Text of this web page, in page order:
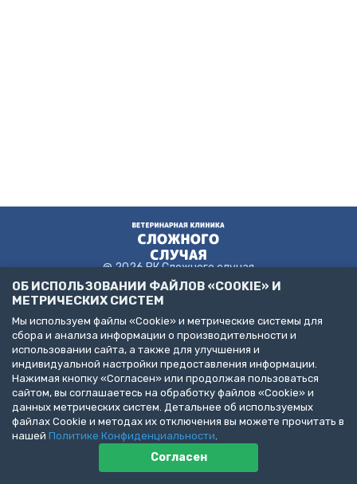
@ 2026 ВК Сложного случая
ДЕЛАЙТЕ БИЗНЕС С НАМИ!
Представлена информация об услугах следующих клиник:
Санкт-Петербург, пр. Народного Ополчения, д. 19, к. 1. (ООО
"НЕОТЛОЖНАЯ ВЕТЕРИНАРИЯ")
Санкт-Петербург, ул. Бухарестская, д. 122, к. 2 (ООО "КВМК")
Пушкин, Павловское шоссе, д. 101. (ООО "ВЦЦ")
Пользовательское соглашение
Политика конфиденциальности
Публичная оферта
ОБ ИСПОЛЬЗОВАНИИ ФАЙЛОВ «COOKIE» И
МЕТРИЧЕСКИХ СИСТЕМ
Мы используем файлы «Cookie» и метрические системы для
сбора и анализа информации о производительности и
использовании сайта, а также для улучшения и
индивидуальной настройки предоставления информации.
Нажимая кнопку «Согласен» или продолжая пользоваться
сайтом, вы соглашаетесь на обработку файлов «Cookie» и
данных метрических систем. Детальнее об используемых
файлах Cookie и методах их отключения вы можете прочитать в
нашей Политике Конфиденциальности.
Согласен